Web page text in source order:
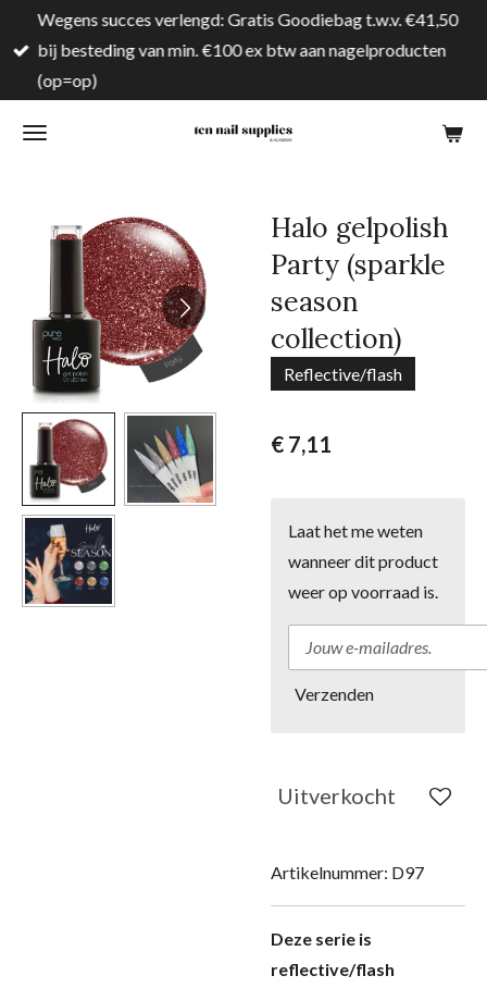
direct
naar
hoofdinhoud
Wegens succes verlengd: Gratis Goodiebag t.w.v. €41,50
bij besteding van min. €100 ex btw aan nagelproducten
(op=op)
Halo gelpolish
Party (sparkle
season
collection)
Reflective/flash
€ 7,11
Laat het me weten
wanneer dit product
weer op voorraad is.
Verzenden
Uitverkocht
Artikelnummer: D97
Deze serie is
reflective/flash